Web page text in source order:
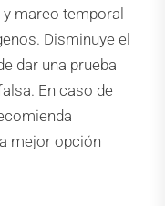
mareo temporal
Disminuye el
dar una prueba
En caso de
mejor opción